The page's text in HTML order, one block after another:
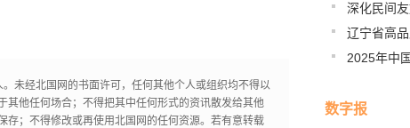
未经北国网的书面许可，任何其他个人或组织均不得以
其他任何场合；不得把其中任何形式的资讯散发给其他
存；不得修改或再使用北国网的任何资源。若有意转载
深化民间
辽宁省高
2025年中
数字报